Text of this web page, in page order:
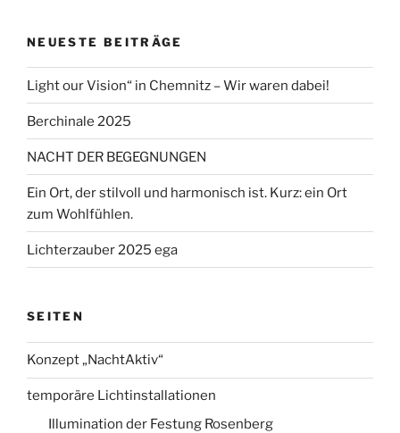
NEUESTE BEITRÄGE
Light our Vision“ in Chemnitz – Wir waren dabei!
Berchinale 2025
NACHT DER BEGEGNUNGEN
Ein Ort, der stilvoll und harmonisch ist. Kurz: ein Ort
zum Wohlfühlen.
Lichterzauber 2025 ega
SEITEN
Konzept „NachtAktiv“
temporäre Lichtinstallationen
Illumination der Festung Rosenberg